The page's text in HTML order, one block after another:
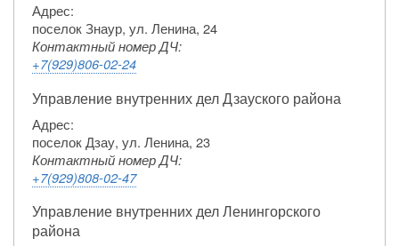
Адрес:
поселок Знаур, ул. Ленина, 24
Контактный номер ДЧ:
+7(929)806-02-24
Управление внутренних дел Дзауского района
Адрес:
поселок Дзау, ул. Ленина, 23
Контактный номер ДЧ:
+7(929)808-02-47
Управление внутренних дел Ленингорского
района